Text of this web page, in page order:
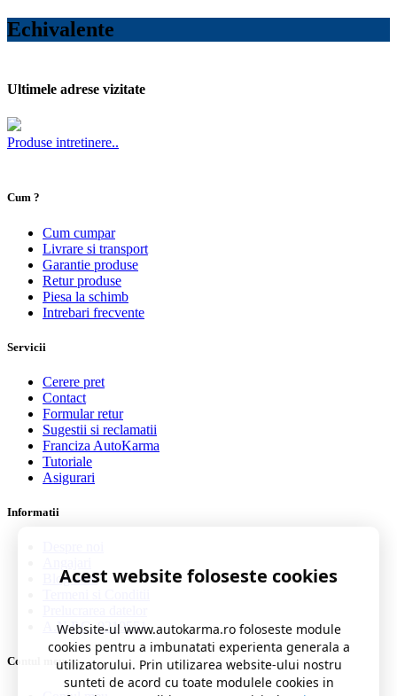
Echivalente
Ultimele adrese vizitate
Produse intretinere..
Cum ?
Cum cumpar
Livrare si transport
Garantie produse
Retur produse
Piesa la schimb
Intrebari frecvente
Servicii
Cerere pret
Contact
Formular retur
Sugestii si reclamatii
Franciza AutoKarma
Tutoriale
Asigurari
Informatii
Blog auto
A.N.P.C. 0219551
Contul meu
Acest website foloseste cookies
Website-ul www.autokarma.ro foloseste module
cookies pentru a imbunatati experienta generala a
utilizatorului. Prin utilizarea website-ului nostru
sunteti de acord cu toate modulele cookies in